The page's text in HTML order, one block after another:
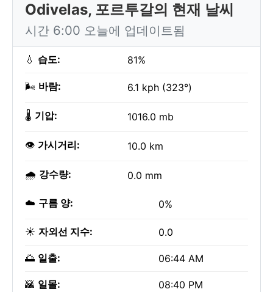
Odivelas, 포르투갈의 현재 날씨
시간 6:00 오늘에 업데이트됨
💧 습도: 81%
🌬️ 바람: 6.1 kph (323°)
🌡️ 기압: 1016.0 mb
👁️ 가시거리: 10.0 km
🌧️ 강수량: 0.0 mm
☁️ 구름 양: 0%
☀️ 자외선 지수: 0.0
🌅 일출: 06:44 AM
🌇 일몰: 08:40 PM